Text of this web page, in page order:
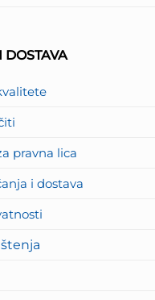
DOSTAVA
pravna lica
i dostava